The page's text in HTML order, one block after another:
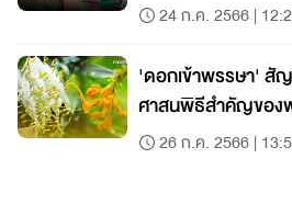
24 ก.ค. 2566 |
'ดอกเข้าพรรษา' สั
ศาสนพิธีสำคัญของ
26 ก.ค. 2566 |